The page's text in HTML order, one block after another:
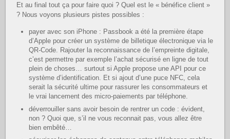
Et au final tout ça pour faire quoi ? Quel est le « bénéfice client »
? Nous voyons plusieurs pistes possibles :
payer avec son iPhone : Passbook a été la première étape
d’Apple pour créer un système de billetique électronique via le
QR-Code. Rajouter la reconnaissance de l’empreinte digitale,
c’est permettre par exemple l’achat sécurisé en ligne de tout
plein de choses… surtout si Apple propose une API pour ce
système d’identification. Et si ajout d’une puce NFC, cela
serait la sécurité ultime pour rassurer les consommateurs et
le vrai lancement des micro-paiements par téléphone.
déverrouiller sans avoir besoin de rentrer un code : évident,
non ? Quoi que, s’il ne vous reconnait pas, vous allez être
bien embêté…